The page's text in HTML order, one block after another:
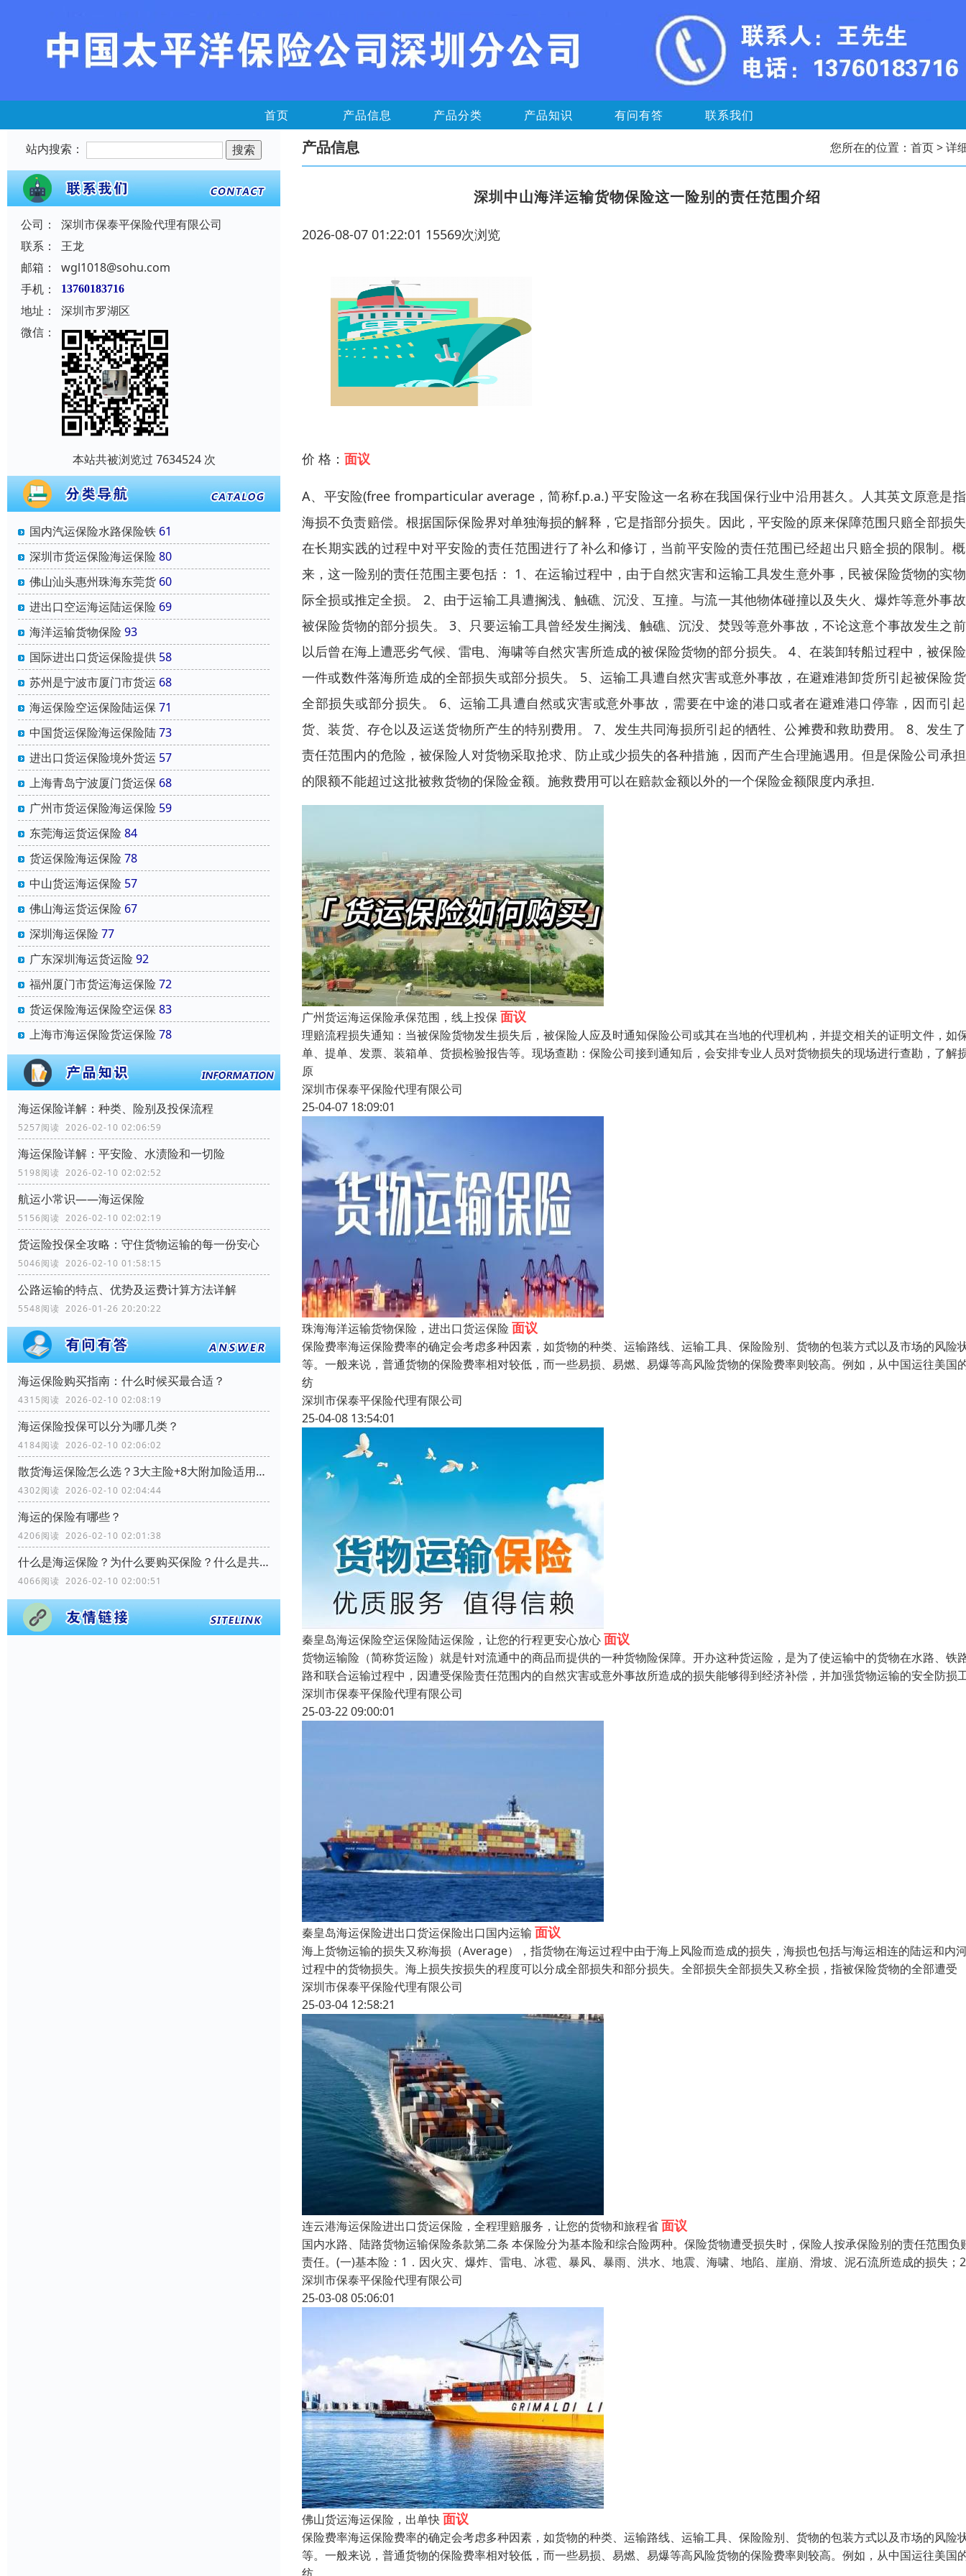
首页 产品信息 产品分类 产品知识 有问有答 联系我们
站内搜索：
公司：
深圳市保泰平保险代理有限公司
联系：
王龙
邮箱：
wgl1018@sohu.com
手机：
13760183716
地址：
深圳市罗湖区
微信：
本站共被浏览过 7634524 次
国内汽运保险水路保险铁 61
深圳市货运保险海运保险 80
佛山汕头惠州珠海东莞货 60
进出口空运海运陆运保险 69
海洋运输货物保险 93
国际进出口货运保险提供 58
苏州是宁波市厦门市货运 68
海运保险空运保险陆运保 71
中国货运保险海运保险陆73
进出口货运保险境外货运 57
上海青岛宁波厦门货运保 68
广州市货运保险海运保险 59
东莞海运货运保险 84
货运保险海运保险 78
中山货运海运保险 57
佛山海运货运保险 67
深圳海运保险 77
广东深圳海运货运险 92
福州厦门市货运海运保险 72
货运保险海运保险空运保 83
上海市海运保险货运保险 78
海运保险详解：种类、险别及投保流程
5257阅读 2026-02-10 02:06:59
海运保险详解：平安险、水渍险和一切险
5198阅读 2026-02-10 02:02:52
航运小常识——海运保险
5156阅读 2026-02-10 02:02:19
货运险投保全攻略：守住货物运输的每一份安心
5046阅读 2026-02-10 01:58:15
公路运输的特点、优势及运费计算方法详解
5548阅读 2026-01-26 20:20:22
海运保险购买指南：什么时候买最合适？
4315阅读 2026-02-10 02:08:19
海运保险投保可以分为哪几类？
4184阅读 2026-02-10 02:06:02
散货海运保险怎么选？3大主险+8大附加险适用场景全解析
4302阅读 2026-02-10 02:04:44
海运的保险有哪些？
4206阅读 2026-02-10 02:01:38
什么是海运保险？为什么要购买保险？什么是共同海损？
4066阅读 2026-02-10 02:00:51
产品信息 您所在的位置： 首页> 详
深圳中山海洋运输货物保险这一险别的责任范围介绍
2026-08-07 01:22:01 15569次浏览
价 格： 面议
A、平安险(free fromparticular average，简称f.p.a.) 平安险这一名称在我国保行业中沿用甚久。人其英文原意是
海损不负责赔偿。根据国际保险界对单独海损的解释，它是指部分损失。因此，平安险的原来保障范围只赔全部损
在长期实践的过程中对平安险的责任范围进行了补么和修订，当前平安险的责任范围已经超出只赔全损的限制。
来，这一险别的责任范围主要包括： 1、在运输过程中，由于自然灾害和运输工具发生意外事，民被保险货物的实
际全损或推定全损。 2、由于运输工具遭搁浅、触礁、沉没、互撞。与流一其他物体碰撞以及失火、爆炸等意外事
被保险货物的部分损失。 3、只要运输工具曾经发生搁浅、触礁、沉没、焚毁等意外事故，不论这意个事故发生之
以后曾在海上遭恶劣气候、雷电、海啸等自然灾害所造成的被保险货物的部分损失。 4、在装卸转船过程中，被保
一件或数件落海所造成的全部损失或部分损失。 5、运输工具遭自然灾害或意外事故，在避难港卸货所引起被保险
全部损失或部分损失。 6、运输工具遭自然或灾害或意外事故，需要在中途的港口或者在避难港口停靠，因而引
货、装货、存仓以及运送货物所产生的特别费用。 7、发生共同海损所引起的牺牲、公摊费和救助费用。 8、发生
责任范围内的危险，被保险人对货物采取抢求、防止或少损失的各种措施，因而产生合理施遇用。但是保险公司承
的限额不能超过这批被救货物的保险金额。施救费用可以在赔款金额以外的一个保险金额限度内承担.
广州货运海运保险承保范围，线上投保 面议
理赔流程损失通知：当被保险货物发生损失后，被保险人应及时通知保险公司或其在当地的代理机构，并提交相关的证明文件，如
单、提单、发票、装箱单、货损检验报告等。现场查勘：保险公司接到通知后，会安排专业人员对货物损失的现场进行查勘，了解
原
深圳市保泰平保险代理有限公司
25-04-07 18:09:01
珠海海洋运输货物保险，进出口货运保险 面议
保险费率海运保险费率的确定会考虑多种因素，如货物的种类、运输路线、运输工具、保险险别、货物的包装方式以及市场的风险
等。一般来说，普通货物的保险费率相对较低，而一些易损、易燃、易爆等高风险货物的保险费率则较高。例如，从中国运往美国
纺
深圳市保泰平保险代理有限公司
25-04-08 13:54:01
秦皇岛海运保险空运保险陆运保险，让您的行程更安心放心面议
货物运输险（简称货运险）就是针对流通中的商品而提供的一种货物险保障。开办这种货运险，是为了使运输中的货物在水路、铁
路和联合运输过程中，因遭受保险责任范围内的自然灾害或意外事故所造成的损失能够得到经济补偿，并加强货物运输的安全防损
深圳市保泰平保险代理有限公司
25-03-22 09:00:01
秦皇岛海运保险进出口货运保险出口国内运输 面议
海上货物运输的损失又称海损（Average），指货物在海运过程中由于海上风险而造成的损失，海损也包括与海运相连的陆运和内
过程中的货物损失。海上损失按损失的程度可以分成全部损失和部分损失。全部损失全部损失又称全损，指被保险货物的全部遭受
深圳市保泰平保险代理有限公司
25-03-04 12:58:21
连云港海运保险进出口货运保险，全程理赔服务，让您的货物和旅程省面议
国内水路、陆路货物运输保险条款第二条 本保险分为基本险和综合险两种。保险货物遭受损失时，保险人按承保险别的责任范围负
责任。(一)基本险：1．因火灾、爆炸、雷电、冰雹、暴风、暴雨、洪水、地震、海啸、地陷、崖崩、滑坡、泥石流所造成的损失；2
深圳市保泰平保险代理有限公司
25-03-08 05:06:01
佛山货运海运保险，出单快面议
保险费率海运保险费率的确定会考虑多种因素，如货物的种类、运输路线、运输工具、保险险别、货物的包装方式以及市场的风险
等。一般来说，普通货物的保险费率相对较低，而一些易损、易燃、易爆等高风险货物的保险费率则较高。例如，从中国运往美国